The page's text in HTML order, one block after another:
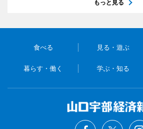
もっと見る
食べる 見る・遊ぶ
暮らす・働く 学ぶ・知る